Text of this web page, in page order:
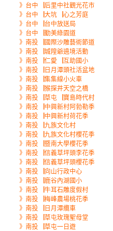
》台中▕后里中社觀光花市
》台中▕大坑▕心之芳庭
》台中▕台中放送局
》台中▕勤美綠園道
》南投▕國際沙雕藝術節道
》南投▕城隍爺遶境活動
》南投▕仁愛▕互助國小
》南投▕日月潭頭社活盆地
》南投▕集集線小火車
》南投▕猴探井天空之橋
》南投▕草屯▕寶島時代村
》南投▕中興新村阿勃勒季
》南投▕中興新村荷花季
》南投▕九族文化村
》南投▕九族文化村櫻花季
》南投▕暨南大學櫻花季
》南投▕信義草坪頭李花季
》南投▕信義草坪頭櫻花季
》南投▕向山行政中心
》南投▕鹿谷內湖國小
》南投▕牛耳石雕度假村
》南投▕梅峰農場桃花季
》南投▕日月潭纜車
》南投▕草屯玫瑰聖母堂
》南投▕草屯一日遊